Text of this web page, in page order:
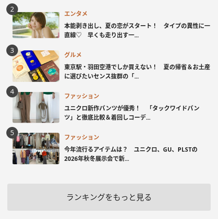
エンタメ
本能剥き出し、夏の恋がスタート！ タイプの異性に一
直線♡ 早くも走り出す一...
グルメ
東京駅・羽田空港でしか買えない！ 夏の帰省＆お土産
に選びたいセンス抜群の「...
ファッション
ユニクロ新作パンツが優秀！ 「タックワイドパン
ツ」と徹底比較＆着回しコーデ...
ファッション
今年流行るアイテムは？ ユニクロ、GU、PLSTの
2026年秋冬展示会で新...
ランキングをもっと見る